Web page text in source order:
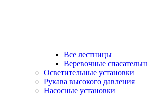
Все лестницы
Веревочные
Осветительные установки
Рукава высокого давления
Насосные установки